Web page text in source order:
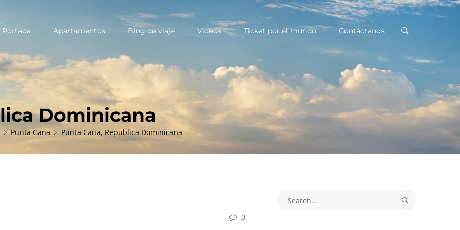
Portada Apartamentos Blog de viaje Videos Ticket por el mundo Contáctanos
Dominicana
Punta Cana Punta Cana, Republica Dominicana
0